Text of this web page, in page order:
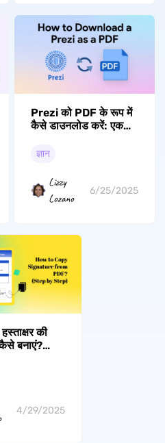
Prezi को PDF के रूप में
कैसे डाउनलोड करें: एक
ज्ञान
Lizzy
Lozano
6/25/2025
की
बनाएं?
4/29/2025